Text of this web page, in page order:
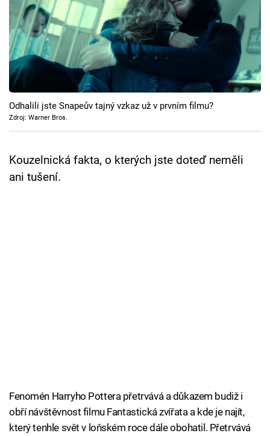
Hry
Cool Esport
Pořady
Sledujte prima+
Přihlášení
Odhalili jste Snapeův tajný vzkaz už v prvním filmu?
Zdroj: Warner Bros.
Kouzelnická fakta, o kterých jste doteď neměli
ani tušení.
Fenomén Harryho Pottera přetrvává a důkazem budiž i
obří návštěvnost filmu Fantastická zvířata a kde je najít,
který tenhle svět v loňském roce dále obohatil. Přetrvává